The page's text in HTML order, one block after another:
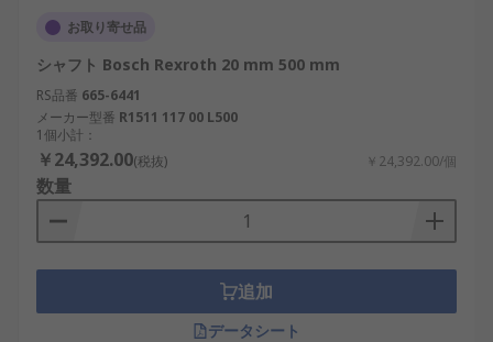
お取り寄せ品
シャフト Bosch Rexroth 20 mm 500 mm
RS品番 665-6441
メーカー型番 R1511 117 00 L500
1個小計：
￥24,392.00(税抜) ￥24,392.00/個
数量
追加
データシート